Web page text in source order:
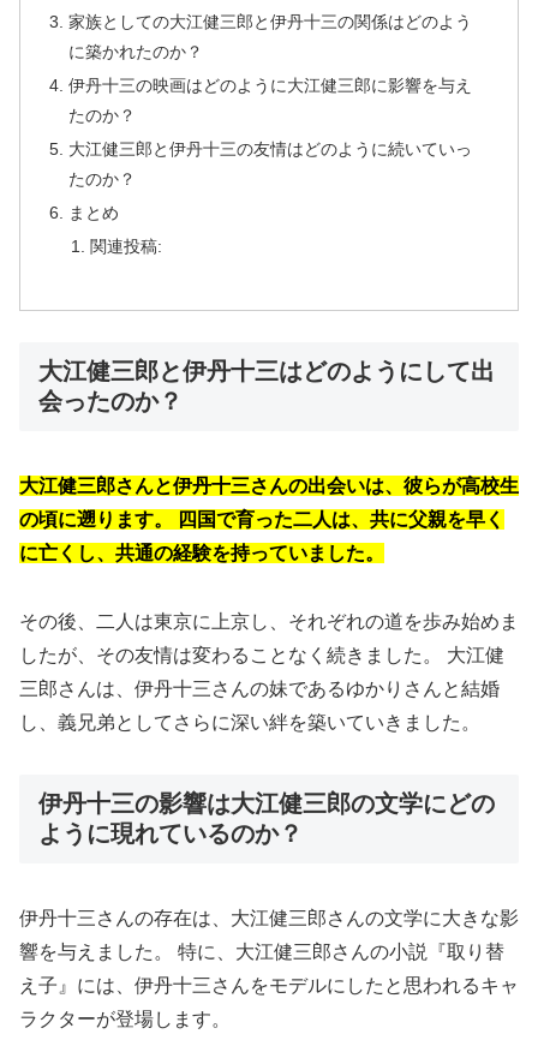
家族としての大江健三郎と伊丹十三の関係はどのよう
に築かれたのか？
伊丹十三の映画はどのように大江健三郎に影響を与え
たのか？
大江健三郎と伊丹十三の友情はどのように続いていっ
たのか？
まとめ
関連投稿:
大江健三郎と伊丹十三はどのようにして出
会ったのか？
大江健三郎さんと伊丹十三さんの出会いは、彼らが高校生
の頃に遡ります。 四国で育った二人は、共に父親を早く
に亡くし、共通の経験を持っていました。
その後、二人は東京に上京し、それぞれの道を歩み始めま
したが、その友情は変わることなく続きました。 大江健
三郎さんは、伊丹十三さんの妹であるゆかりさんと結婚
し、義兄弟としてさらに深い絆を築いていきました。
伊丹十三の影響は大江健三郎の文学にどの
ように現れているのか？
伊丹十三さんの存在は、大江健三郎さんの文学に大きな影
響を与えました。 特に、大江健三郎さんの小説『取り替
え子』には、伊丹十三さんをモデルにしたと思われるキャ
ラクターが登場します。